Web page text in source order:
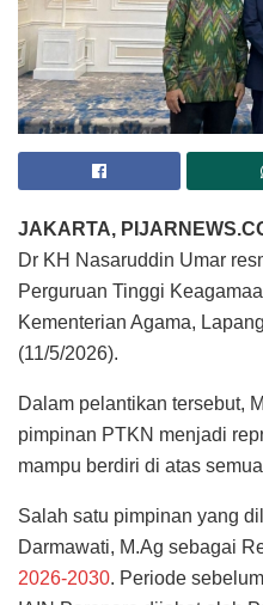
JAKARTA,
Dr KH Nasaruddin Umar
Perguruan Tinggi
Kementerian Agama,
(11/5/2026).
Dalam pelantikan tersebut,
pimpinan PTKN menjadi
mampu berdiri di atas
Salah satu pimpinan yang
Darmawati, M.Ag sebagai
2026-2030. Periode